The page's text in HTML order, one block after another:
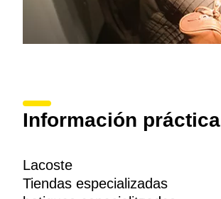
Información práctica
Lacoste
Tiendas especializadas